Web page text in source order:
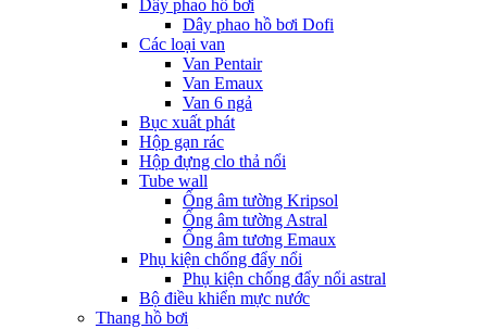
Dây phao hồ bơi
Dây phao hồ bơi Dofi
Các loại van
Van Pentair
Van Emaux
Van 6 ngả
Bục xuất phát
Hộp gạn rác
Hộp đựng clo thả nổi
Tube wall
Ống âm tường Kripsol
Ống âm tường Astral
Ống âm tương Emaux
Phụ kiện chống đẩy nổi
Phụ kiện chống đẩy nổi astral
Bộ điều khiển mực nước
Thang hồ bơi